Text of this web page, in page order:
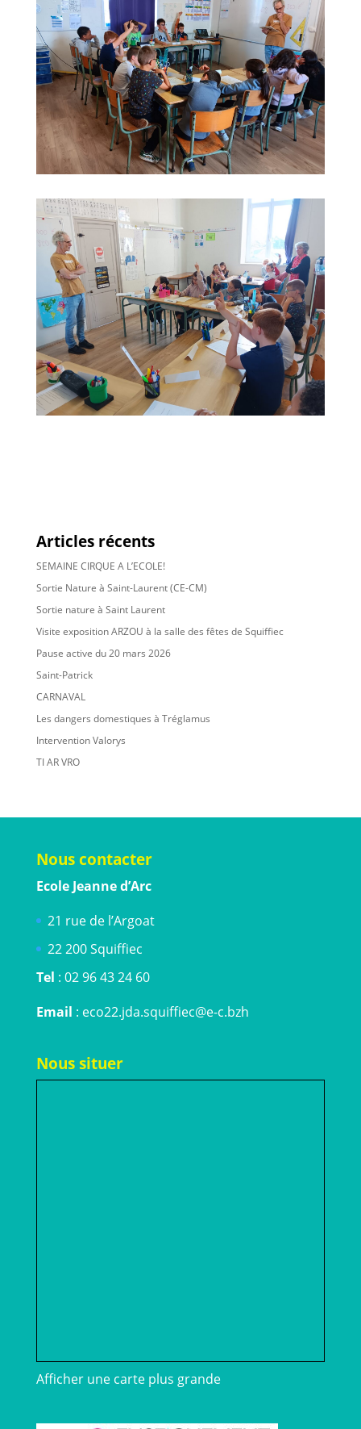
Articles récents
SEMAINE CIRQUE A L’ECOLE!
Sortie Nature à Saint-Laurent (CE-CM)
Sortie nature à Saint Laurent
Visite exposition ARZOU à la salle des fêtes de Squiffiec
Pause active du 20 mars 2026
Saint-Patrick
CARNAVAL
Les dangers domestiques à Tréglamus
Intervention Valorys
TI AR VRO
Nous contacter
Ecole Jeanne d’Arc
21 rue de l’Argoat
22 200 Squiffiec
Tel : 02 96 43 24 60
Email : eco22.jda.squiffiec@e-c.bzh
Nous situer
Afficher une carte plus grande